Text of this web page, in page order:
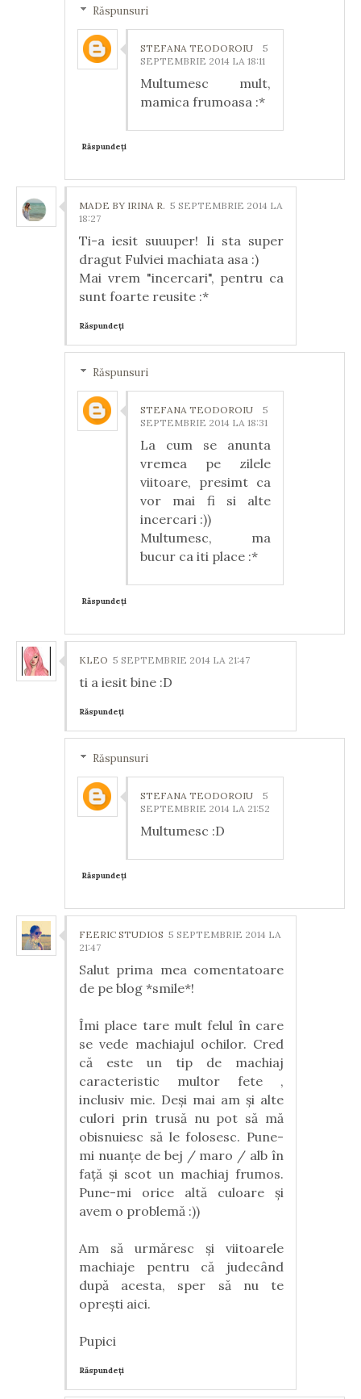
Răspunsuri
STEFANA TEODOROIU
5
SEPTEMBRIE 2014 LA 18:11
Multumesc mult,
mamica frumoasa :*
Răspundeți
MADE BY IRINA R. 5 SEPTEMBRIE 2014 LA
18:27
Ti-a iesit suuuper! Ii sta super
dragut Fulviei machiata asa :)
Mai vrem "incercari", pentru ca
sunt foarte reusite :*
Răspundeți
Răspunsuri
STEFANA TEODOROIU
5
SEPTEMBRIE 2014 LA 18:31
La cum se anunta
vremea pe zilele
viitoare, presimt ca
vor mai fi si alte
incercari :))
Multumesc, ma
bucur ca iti place :*
Răspundeți
KLEO 5 SEPTEMBRIE 2014 LA 21:47
ti a iesit bine :D
Răspundeți
Răspunsuri
STEFANA TEODOROIU
5
SEPTEMBRIE 2014 LA 21:52
Multumesc :D
Răspundeți
FEERIC STUDIOS 5 SEPTEMBRIE 2014 LA
21:47
Salut prima mea comentatoare
de pe blog *smile*!
Îmi place tare mult felul în care
se vede machiajul ochilor. Cred
că este un tip de machiaj
caracteristic multor fete ,
inclusiv mie. Deși mai am și alte
culori prin trusă nu pot să mă
obisnuiesc să le folosesc. Pune-
mi nuanțe de bej / maro / alb în
față și scot un machiaj frumos.
Pune-mi orice altă culoare și
avem o problemă :))
Am să urmăresc și viitoarele
machiaje pentru că judecând
după acesta, sper să nu te
oprești aici.
Pupici
Răspundeți